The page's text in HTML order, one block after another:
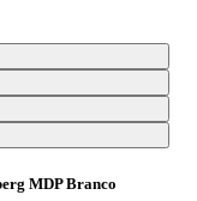
MDP Branco